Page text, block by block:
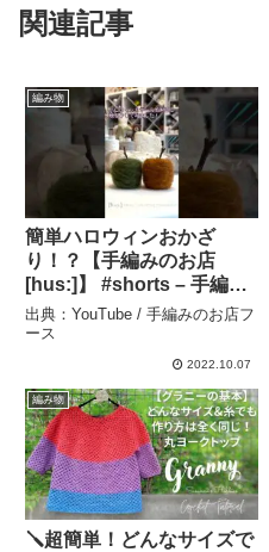
関連記事
編み物
簡単ハロウィンおかざ
り！？【手編みのお店
[hus:]】 #shorts – 手編み
のお店[hus:]フース
出典：YouTube / 手編みのお店フ
ース
2022.10.07
編み物
🪛超簡単！どんなサイズで